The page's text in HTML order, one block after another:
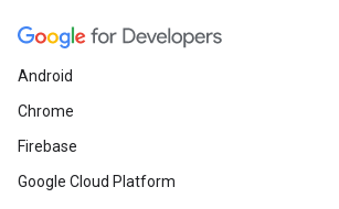
Android
Chrome
Firebase
Google Cloud Platform